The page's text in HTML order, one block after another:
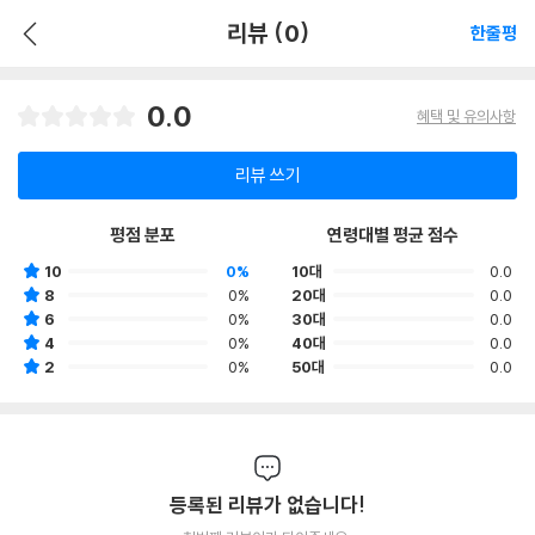
리뷰 (0) 한줄평
0.0 혜택 및 유의사항
리뷰 쓰기
평점 분포
10
0%
8
0%
6
0%
4
0%
2
0%
연령대별 평균 점수
10대
0.0
20대
0.0
30대
0.0
40대
0.0
50대
0.0
등록된 리뷰가 없습니다!